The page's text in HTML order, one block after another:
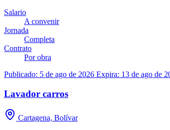
Salario
A convenir
Jornada
Completa
Contrato
Por obra
Publicado: 5 de ago de 2026 Expira: 13 de ago de
Lavador carros
Cartagena, Bolívar